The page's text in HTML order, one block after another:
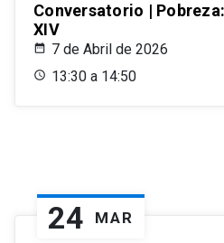
Conversatorio |
XIV
7 de Abril de 2026
13:30 a 14:50
24 MAR